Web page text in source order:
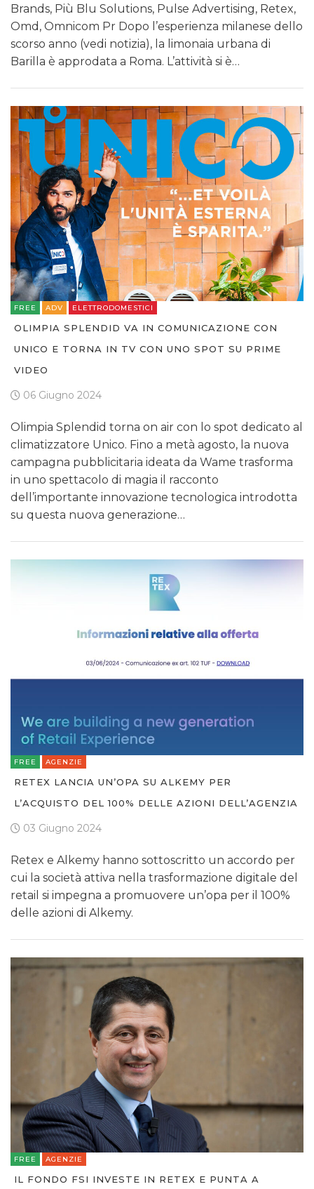
Brands, Più Blu Solutions, Pulse Advertising, Retex,
Omd, Omnicom Pr Dopo l’esperienza milanese dello
scorso anno (vedi notizia), la limonaia urbana di
Barilla è approdata a Roma. L’attività si è…
FREE ADV ELETTRODOMESTICI
OLIMPIA SPLENDID VA IN COMUNICAZIONE CON
UNICO E TORNA IN TV CON UNO SPOT SU PRIME
VIDEO
06 Giugno 2024
Olimpia Splendid torna on air con lo spot dedicato al
climatizzatore Unico. Fino a metà agosto, la nuova
campagna pubblicitaria ideata da Wame trasforma
in uno spettacolo di magia il racconto
dell’importante innovazione tecnologica introdotta
su questa nuova generazione…
FREE AGENZIE
RETEX LANCIA UN’OPA SU ALKEMY PER
L’ACQUISTO DEL 100% DELLE AZIONI DELL’AGENZIA
03 Giugno 2024
Retex e Alkemy hanno sottoscritto un accordo per
cui la società attiva nella trasformazione digitale del
retail si impegna a promuovere un’opa per il 100%
delle azioni di Alkemy.
FREE AGENZIE
IL FONDO FSI INVESTE IN RETEX E PUNTA A